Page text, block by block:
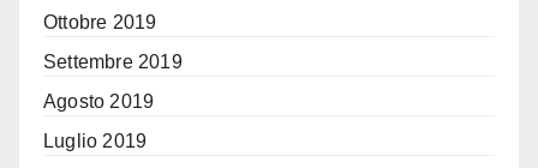
Ottobre 2019
Settembre 2019
Agosto 2019
Luglio 2019